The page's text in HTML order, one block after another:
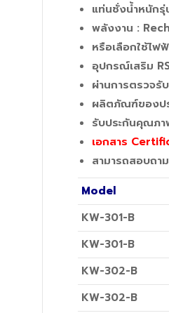
แท่นชั่งน้ำหนัก
พลังงาน :
หรือเลือกใช้ไฟ
อุปกรณ์เสริม
ผ่านการตรวจรั
ผลิตภัณฑ์ของปร
รับประกันคุณภา
เอกสาร
สามารถสอบถ
Model
KW-301-B
KW-301-B
KW-302-B
KW-302-B